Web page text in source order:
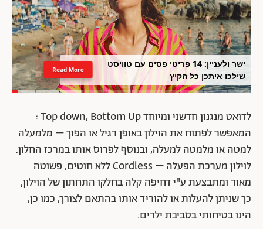
ישר ולעניין: 14 פריטי פסים עם טוויסט
שילכו איתכן כל הקיץ
Read More
לדואט מנגנון חדשני ומיוחד Top down, Bottom Up :
המאפשר לפתוח את הוילון באופן רגיל או הפוך – מלמעלה
למטה או מלמטה למעלה, ובנוסף לפרוס אותו במרכז החלון.
לוילון מערכת הפעלה – Cordless ללא חוטים, פשוטה
מאוד ומתבצעת ע"י דחיפה קלה בחלקו התחתון של הוילון,
כך שניתן להעלות או להוריד אותו בהתאם לצורך, כמו כן,
הינו בטיחותי בסביבת ילדים.